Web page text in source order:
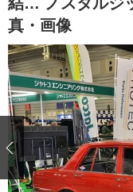
中国
九州
注目の記事
ショップレポート
自動車豆知識
ディテイリング
ディテイリング
鈑金・塗装
真・画像